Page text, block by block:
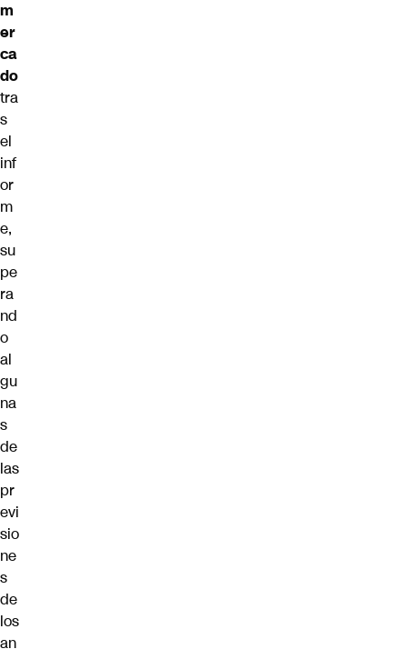
m
er
ca
do
tra
s
el
inf
or
m
e,
su
pe
ra
nd
o
al
gu
na
s
de
las
pr
evi
sio
ne
s
de
los
an